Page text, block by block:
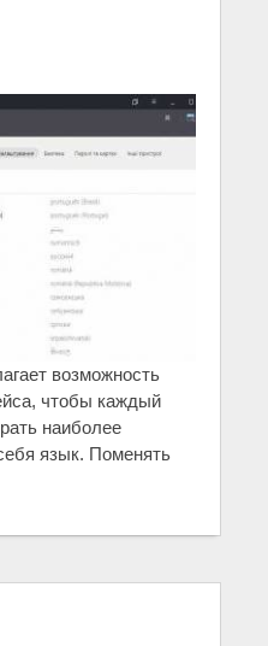
возможность
чтобы каждый
наиболее
язык. Поменять